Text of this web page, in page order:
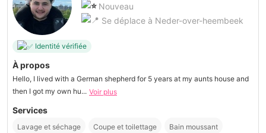
Nouveau
Se déplace à Neder-over-heembeek
Identité vérifiée
À propos
Hello, I lived with a German shepherd for 5 years at my aunts house and
then I got my own hu... Voir plus
Services
Lavage et séchage Coupe et toilettage Bain moussant